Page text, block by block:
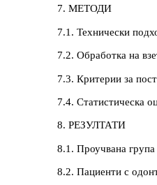
7. МЕТОДИ
7.1. Технически
7.2. Обработка на
7.3. Критерии за
7.4. Статистическа
8. РЕЗУЛТАТИ
8.1. Проучвана група
8.2. Пациенти с